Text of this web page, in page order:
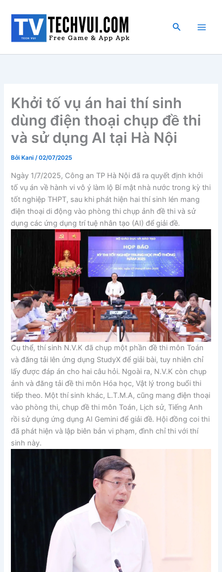
dung
Tìm
Khởi tố vụ án hai thí sinh
dùng điện thoại chụp đề thi
và sử dụng AI tại Hà Nội
Bởi Kani/02/07/2025
Ngày 1/7/2025, Công an TP Hà Nội đã ra quyết định khởi
tố vụ án về hành vi vô ý làm lộ Bí mật nhà nước trong kỳ thi
tốt nghiệp THPT, sau khi phát hiện hai thí sinh lén mang
điện thoại di động vào phòng thi chụp ảnh đề thi và sử
dụng các ứng dụng trí tuệ nhân tạo (AI) để giải đề.
Cụ thể, thí sinh N.V.K đã chụp một phần đề thi môn Toán
và đăng tải lên ứng dụng StudyX để giải bài, tuy nhiên chỉ
lấy được đáp án cho hai câu hỏi. Ngoài ra, N.V.K còn chụp
ảnh và đăng tải đề thi môn Hóa học, Vật lý trong buổi thi
tiếp theo. Một thí sinh khác, L.T.M.A, cũng mang điện thoại
vào phòng thi, chụp đề thi môn Toán, Lịch sử, Tiếng Anh
rồi sử dụng ứng dụng AI Gemini để giải đề. Hội đồng coi thi
đã phát hiện và lập biên bản vi phạm, đình chỉ thi với thí
sinh này.